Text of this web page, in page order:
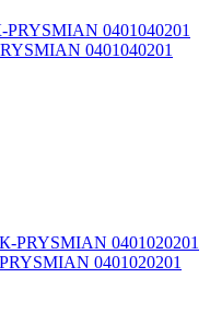
0401040201
0401020201